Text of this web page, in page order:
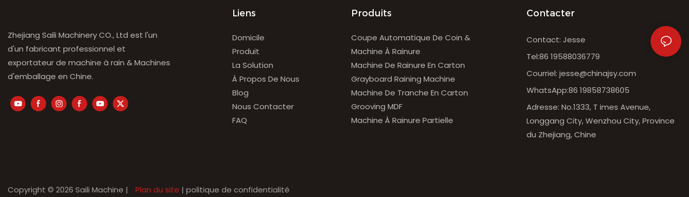
Zhejiang Saili Machinery CO., Ltd est l'un
d'un fabricant professionnel et
exportateur de machine à rain & Machines
d'emballage en Chine.
Liens
Domicile
Produit
La Solution
À Propos De Nous
Blog
Nous Contacter
FAQ
Produits
Coupe Automatique De Coin &
Machine À Rainure
Machine De Rainure En Carton
Grayboard Raining Machine
Machine De Tranche En Carton
Grooving MDF
Machine À Rainure Partielle
Contacter
Contact: Jesse
Tel:86 19588036779
Courriel:jesse@chinajsy.com
WhatsApp:86 19858738605
Adresse: No.1333, T imes Avenue,
Longgang City, Wenzhou City, Province
du Zhejiang, Chine
Copyright © 2026 Saili Machine | Plan du site | politique de confidentialité